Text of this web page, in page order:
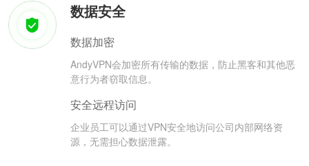
数据安全
数据加密
AndyVPN会加密所有传输的数据，防止黑客和其他恶
意行为者窃取信息。
安全远程访问
企业员工可以通过VPN安全地访问公司内部网络资
源，无需担心数据泄露。